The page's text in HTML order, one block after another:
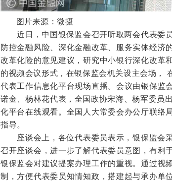
图片来源：微摄
近日，中国银保监会召开听取两会代表委
防控金融风险、深化金融改革、服务实体经济
改革化险的意见建议，研究中小银行深化改革
的视频会议形式，在银保监会机关设主会场，
代表工作信息化平台现场直播。会议由银保监
诺金、杨林花代表，全国政协宋海、杨军委员
化平台在线观看。全国人大常委会办公厅联络
指导。
座谈会上，各位代表委员表示，银保监会
召开座谈会，进一步了解代表委员意图，有利
银保监会对建议提案办理工作的重视。通过视
制，方便代表委员知情知政，搭建起与承办单